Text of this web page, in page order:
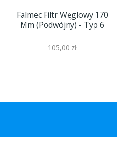
Falmec Filtr Węglowy 170
Mm (podwójny) - Typ 6
105,00 zł